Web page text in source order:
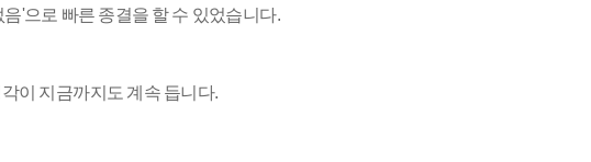
'으로 빠른 종결을 할 수 있었습니다.
이 지금까지도 계속 듭니다.